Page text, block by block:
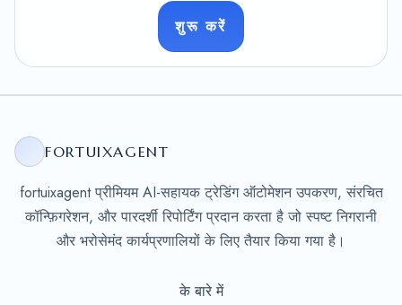
शुरू करें
FORTUIXAGENT
fortuixagent प्रीमियम AI-सहायक ट्रेडिंग ऑटोमेशन उपकरण, संरचित
कॉन्फ़िगरेशन, और पारदर्शी रिपोर्टिंग प्रदान करता है जो स्पष्ट निगरानी
और भरोसेमंद कार्यप्रणालियों के लिए तैयार किया गया है।
के बारे में